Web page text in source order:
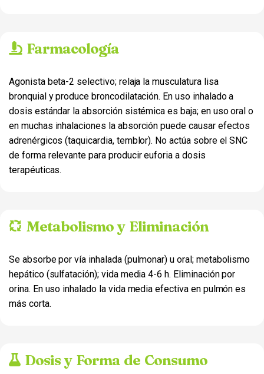
Farmacología
Agonista beta-2 selectivo; relaja la musculatura lisa
bronquial y produce broncodilatación. En uso inhalado a
dosis estándar la absorción sistémica es baja; en uso oral o
en muchas inhalaciones la absorción puede causar efectos
adrenérgicos (taquicardia, temblor). No actúa sobre el SNC
de forma relevante para producir euforia a dosis
terapéuticas.
Metabolismo y Eliminación
Se absorbe por vía inhalada (pulmonar) u oral; metabolismo
hepático (sulfatación); vida media 4-6 h. Eliminación por
orina. En uso inhalado la vida media efectiva en pulmón es
más corta.
Dosis y Forma de Consumo